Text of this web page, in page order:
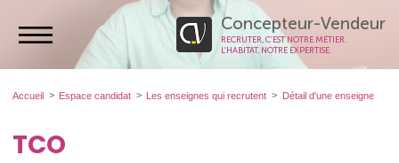
Concepteur-Vendeur
RECRUTER, C’EST NOTRE MÉTIER.
L’HABITAT, NOTRE EXPERTISE.
Accueil Espace candidat Les enseignes qui recrutent Détail d'une enseigne
TCO